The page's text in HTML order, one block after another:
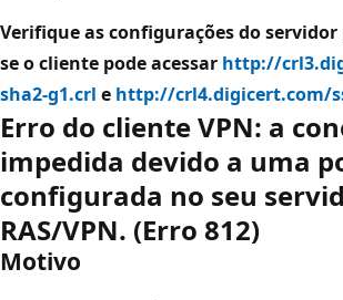
Verifique as configurações do
se o cliente pode acessar http://
sha2-g1.crl e http://crl4.digicert.com/
Erro do cliente VPN: a
impedida devido a uma
configurada no seu
RAS/VPN. (Erro 812)
Motivo